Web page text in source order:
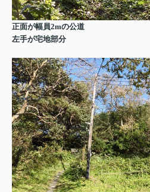
正面が幅員2mの公道
左手が宅地部分